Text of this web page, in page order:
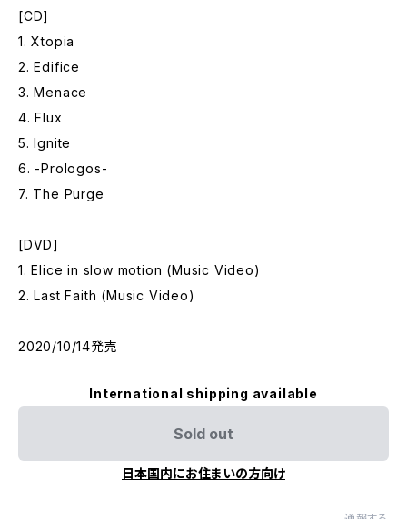
[CD]
1. Xtopia
2. Edifice
3. Menace
4. Flux
5. Ignite
6. -Prologos-
7. The Purge
[DVD]
1. Elice in slow motion (Music Video)
2. Last Faith (Music Video)
2020/10/14発売
International shipping available
Sold out
日本国内にお住まいの方向け